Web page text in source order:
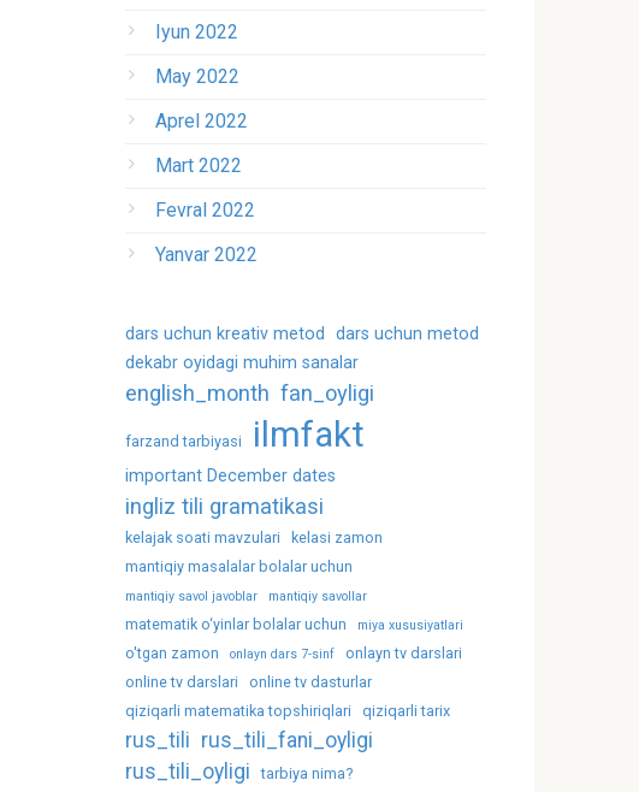
Iyun 2022
May 2022
Aprel 2022
Mart 2022
Fevral 2022
Yanvar 2022
dars uchun kreativ metod
dars uchun metod
dekabr oyidagi muhim sanalar
english_month fan_oyligi
farzand tarbiyasi ilmfakt
important December dates
ingliz tili gramatikasi
kelajak soati mavzulari
kelasi zamon
mantiqiy masalalar bolalar uchun
mantiqiy savol javoblar mantiqiy savollar
matematik o‘yinlar bolalar uchun miya xususiyatlari
o'tgan zamon onlayn dars 7-sinf
onlayn tv darslari
online tv darslari
online tv dasturlar
qiziqarli matematika topshiriqlari
qiziqarli tarix
rus_tili rus_tili_fani_oyligi
rus_tili_oyligi
tarbiya nima?